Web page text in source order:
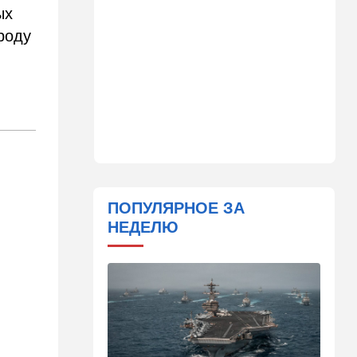
боевой беспилотник нового
поколения
Стоп Израилю, стоп
Америке: в Иране готовят
законопроект по Ормузу
07:20 Технологии
ПОПУЛЯРНОЕ ЗА
НЕДЕЛЮ